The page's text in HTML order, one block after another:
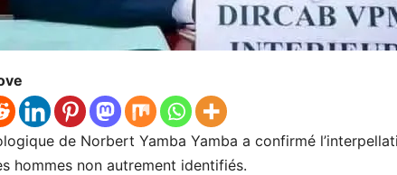
de Norbert Yamba Yamba a confirmé
hommes non autrement identifiés.